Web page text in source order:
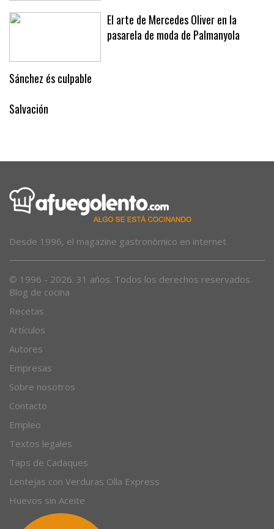
El arte de Mercedes Oliver en la
pasarela de moda de Palmanyola
Sánchez és culpable
Salvación
Desde 1996, el magazine gastronómico en internet.
© 1996 - 2026. 31 años. Todos los derechos reservados.
Blog de cocina
Recetas
Artículos
Autores
Empresas
Sobre nosotros
Contacto
Empleo
Textos legales
Taps de Cadaques
Lentejas con Verduras Olla Express
Huevos sin Aceite